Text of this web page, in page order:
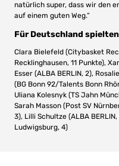
natürlich super, dass wir den
auf einem guten Weg.“
Für Deutschland
Clara Bielefeld (Citybasket
Recklinghausen, 11 Punkte),
Esser (ALBA BERLIN, 2),
(BG Bonn 92/Talents Bonn
Uliana Kolesnyk (TS Jahn
Sarah Masson (Post SV
3), Lilli Schultze (ALBA
Ludwigsburg, 4)